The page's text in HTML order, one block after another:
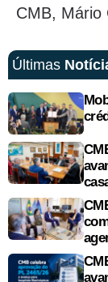
CMB, Mário
Últimas